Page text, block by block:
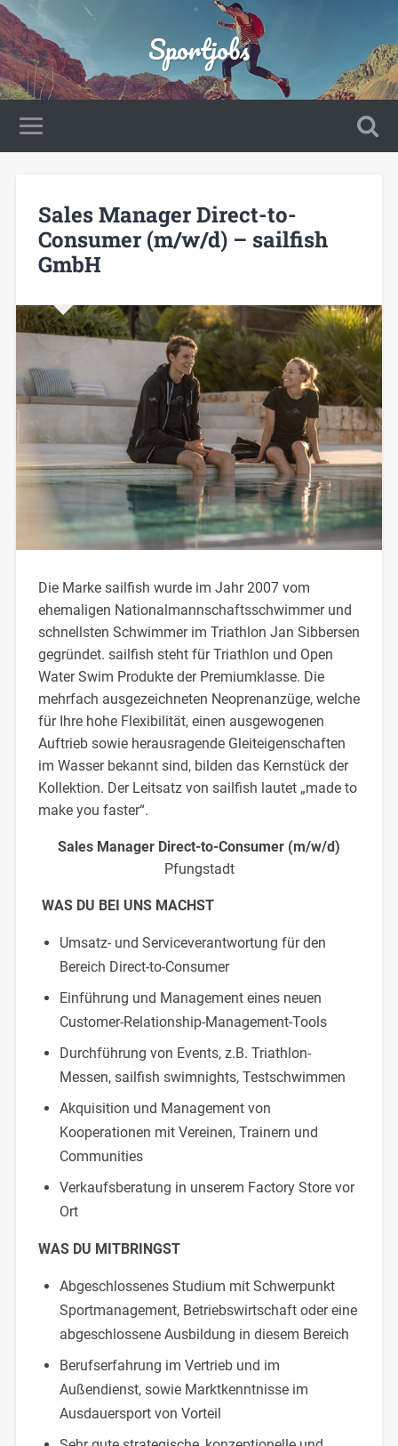
Sportjobs
Sales Manager Direct-to-
Consumer (m/w/d) – sailfish
GmbH
Die Marke sailfish wurde im Jahr 2007 vom
ehemaligen Nationalmannschaftsschwimmer und
schnellsten Schwimmer im Triathlon Jan Sibbersen
gegründet. sailfish steht für Triathlon und Open
Water Swim Produkte der Premiumklasse. Die
mehrfach ausgezeichneten Neoprenanzüge, welche
für Ihre hohe Flexibilität, einen ausgewogenen
Auftrieb sowie herausragende Gleiteigenschaften
im Wasser bekannt sind, bilden das Kernstück der
Kollektion. Der Leitsatz von sailfish lautet „made to
make you faster“.
Sales Manager Direct-to-Consumer (m/w/d)
Pfungstadt
WAS DU BEI UNS MACHST
Umsatz- und Serviceverantwortung für den
Bereich Direct-to-Consumer
Einführung und Management eines neuen
Customer-Relationship-Management-Tools
Durchführung von Events, z.B. Triathlon-
Messen, sailfish swimnights, Testschwimmen
Akquisition und Management von
Kooperationen mit Vereinen, Trainern und
Communities
Verkaufsberatung in unserem Factory Store vor
Ort
WAS DU MITBRINGST
Abgeschlossenes Studium mit Schwerpunkt
Sportmanagement, Betriebswirtschaft oder eine
abgeschlossene Ausbildung in diesem Bereich
Berufserfahrung im Vertrieb und im
Außendienst, sowie Marktkenntnisse im
Ausdauersport von Vorteil